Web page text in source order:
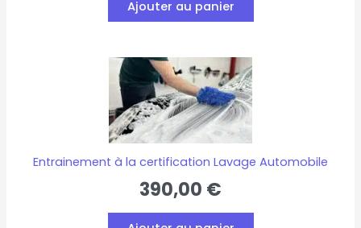
Ajouter au panier
Entrainement à la certification Lavage Automobile
390,00 €